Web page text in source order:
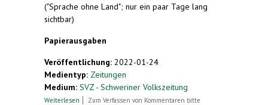
("Sprache ohne Land"; nur ein paar Tage lang
sichtbar)
Papierausgaben
Veröffentlichung: 2022-01-24
Medientyp: Zeitungen
Medium: SVZ - Schweriner Volkszeitung
Weiterlesen über Sprache ohne Land
Zum Verfassen von Kommentaren bitte